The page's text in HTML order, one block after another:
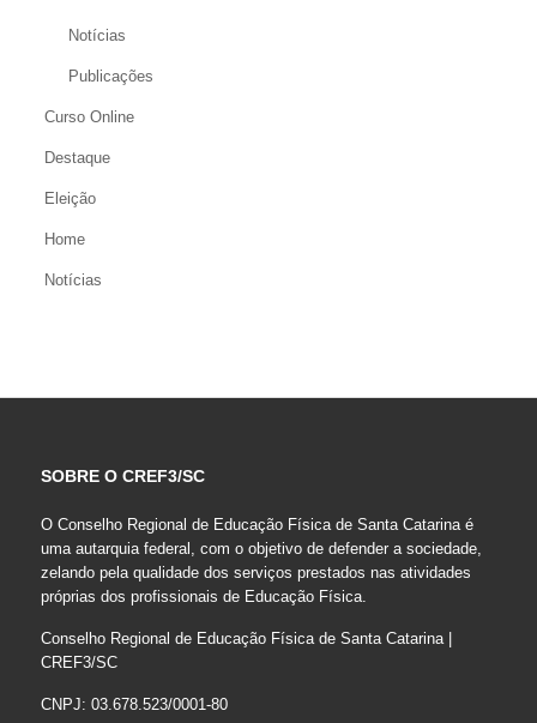
Notícias
Publicações
Curso Online
Destaque
Eleição
Home
Notícias
SOBRE O CREF3/SC
O Conselho Regional de Educação Física de Santa Catarina é
uma autarquia federal, com o objetivo de defender a sociedade,
zelando pela qualidade dos serviços prestados nas atividades
próprias dos profissionais de Educação Física.
Conselho Regional de Educação Física de Santa Catarina |
CREF3/SC
CNPJ: 03.678.523/0001-80